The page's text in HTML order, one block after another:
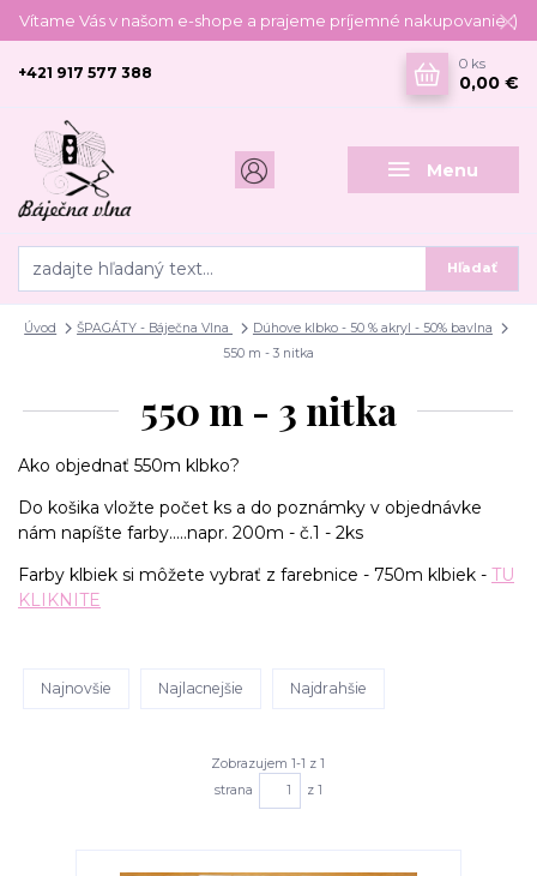
Vítame Vás v našom e-shope a prajeme príjemné nakupovanie :)
Menu
Hľadať
+421 917 577 388
0 ks
0,00 €
Úvod ŠPAGÁTY - Báječna Vlna
Dúhove klbko - 50 % akryl - 50% bavlna
550 m - 3 nitka
550 m - 3 nitka
Ako objednať 550m klbko?
Do košika vložte počet ks a do poznámky v objednávke
nám napíšte farby.....napr. 200m - č.1 - 2ks
Farby klbiek si môžete vybrať z farebnice - 750m klbiek - TU
KLIKNITE
Najnovšie Najlacnejšie Najdrahšie
Zobrazujem 1-1 z 1
strana
z 1